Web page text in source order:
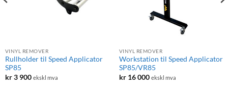
VINYL REMOVER
Rullholder til Speed Applicator
SP85
kr3 900 ekskl mva
VINYL REMOVER
Workstation til Speed Applicator
SP85/VR85
kr16 000 ekskl mva